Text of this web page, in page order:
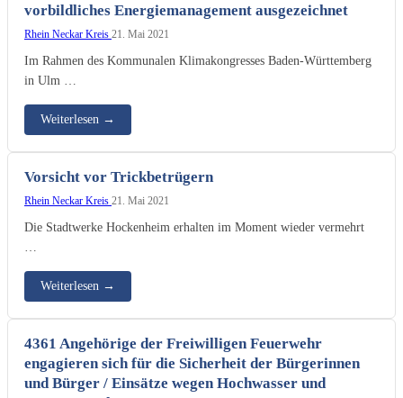
vorbildliches Energiemanagement ausgezeichnet
Rhein Neckar Kreis 21. Mai 2021
Im Rahmen des Kommunalen Klimakongresses Baden-Württemberg
in Ulm …
Weiterlesen →
Vorsicht vor Trickbetrügern
Rhein Neckar Kreis 21. Mai 2021
Die Stadtwerke Hockenheim erhalten im Moment wieder vermehrt
Weiterlesen →
4361 Angehörige der Freiwilligen Feuerwehr
engagieren sich für die Sicherheit der Bürgerinnen
und Bürger / Einsätze wegen Hochwasser und